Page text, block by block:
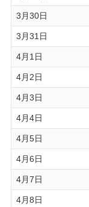
3月30日
3月31日
4月1日
4月2日
4月3日
4月4日
4月5日
4月6日
4月7日
4月8日